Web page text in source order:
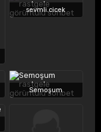
sevmli.cicek
Semoşum